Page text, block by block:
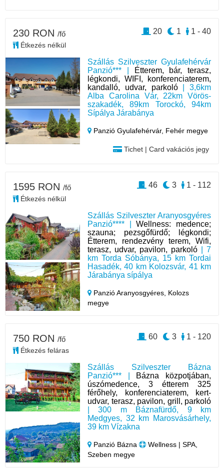
Szállás Szilveszter Gyulafehérvár
Panzió*** |
Étterem, bár, terasz,
légkondi, WIFI, konferenciaterem,
kandalló, udvar, parkoló| 3,6km
Alba Carolina Vár, 22km Vörös-
szakadék, 89km Torockó, 94km
Sípálya Járabánya
Panzió Gyulafehérvár, Fehér megye
Tichet | Card vakációs jegy
230 RON /fő
Étkezés nélkül
1 - 40
1
20
Szállás Szilveszter Aranyosgyéres
Panzió**** |Wellness: medence;
szauna; pezsgőfürdő; légkondi;
Étterem, rendezvény terem, Wifi,
terasz, udvar, pavilon, parkoló | 7
km Torda Sóbánya, 15 km Tordai
Hasadék, 40 km Kolozsvár, 41 km
Járabánya sípálya
Panzió Aranyosgyéres, Kolozs
megye
1595 RON /fő
Étkezés nélkül
1 - 112
3
46
Szállás Szilveszter Bázna
Panzió*** | Bázna közpotjában,
úszómedence, 3 étterem 325
férőhely, konferenciaterem, kert-
udvar, terasz, pavilon, grill, parkoló
| 300 m Báznafürdő, 9 km
Medgyes, 32 km Marosvásárhely,
39 km Vízakna
Panzió Bázna
Wellness | SPA,
Szeben megye
750 RON /fő
Étkezés feláras
1 - 120
3
60